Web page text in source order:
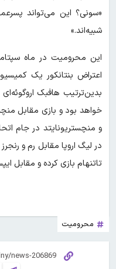
«سونی؟ این می‌تواند
شبیه‌اند.»
این محرومیت در ماه
اعتراض بنتانکور یک
خواهد بود و بازی مقابل
و منچستریونایتد در جام
تاتنهام بازی کرده و مقابل
محروميت